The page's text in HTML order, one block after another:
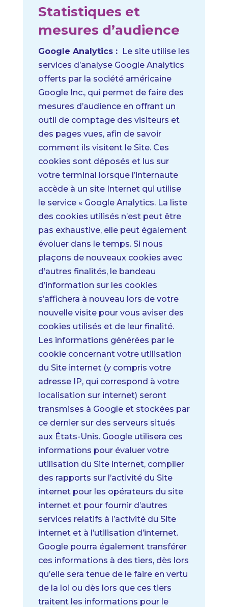
Statistiques et
mesures d’audience
Google Analytics : Le site utilise les
services d’analyse Google Analytics
offerts par la société américaine
Google Inc., qui permet de faire des
mesures d’audience en offrant un
outil de comptage des visiteurs et
des pages vues, afin de savoir
comment ils visitent le Site. Ces
cookies sont déposés et lus sur
votre terminal lorsque l’internaute
accède à un site Internet qui utilise
le service « Google Analytics. La liste
des cookies utilisés n’est peut être
pas exhaustive, elle peut également
évoluer dans le temps. Si nous
plaçons de nouveaux cookies avec
d’autres finalités, le bandeau
d’information sur les cookies
s’affichera à nouveau lors de votre
nouvelle visite pour vous aviser des
cookies utilisés et de leur finalité.
Les informations générées par le
cookie concernant votre utilisation
du Site internet (y compris votre
adresse IP, qui correspond à votre
localisation sur internet) seront
transmises à Google et stockées par
ce dernier sur des serveurs situés
aux États-Unis. Google utilisera ces
informations pour évaluer votre
utilisation du Site internet, compiler
des rapports sur l’activité du Site
internet pour les opérateurs du site
internet et pour fournir d’autres
services relatifs à l’activité du Site
internet et à l’utilisation d’internet.
Google pourra également transférer
ces informations à des tiers, dès lors
qu’elle sera tenue de le faire en vertu
de la loi ou dès lors que ces tiers
traitent les informations pour le